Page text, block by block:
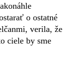
o ostatné
verila, že
ciele by sme